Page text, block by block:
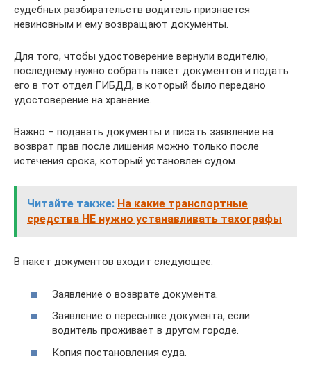
судебных разбирательств водитель признается
невиновным и ему возвращают документы.
Для того, чтобы удостоверение вернули водителю,
последнему нужно собрать пакет документов и подать
его в тот отдел ГИБДД, в который было передано
удостоверение на хранение.
Важно – подавать документы и писать заявление на
возврат прав после лишения можно только после
истечения срока, который установлен судом.
Читайте также: На какие транспортные
средства НЕ нужно устанавливать тахографы
В пакет документов входит следующее:
Заявление о возврате документа.
Заявление о пересылке документа, если
водитель проживает в другом городе.
Копия постановления суда.